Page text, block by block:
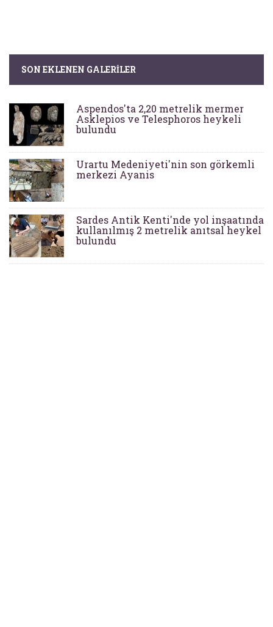
SON EKLENEN GALERILER
Aspendos'ta 2,20 metrelik mermer
Asklepios ve Telesphoros heykeli
bulundu
Urartu Medeniyeti'nin son görkemli
merkezi Ayanis
Sardes Antik Kenti'nde yol inşaatında
kullanılmış 2 metrelik anıtsal heykel
bulundu